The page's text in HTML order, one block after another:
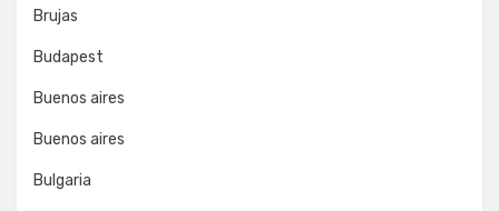
Brujas
Budapest
Buenos aires
Buenos aires
Bulgaria